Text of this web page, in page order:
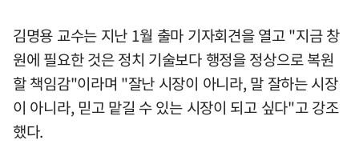
김명용 교수는 지난 1월 출마 기자회견을 열고 "지금 창
원에 필요한 것은 정치 기술보다 행정을 정상으로 복원
할 책임감"이라며 "잘난 시장이 아니라, 말 잘하는 시장
이 아니라, 믿고 맡길 수 있는 시장이 되고 싶다"고 강조
했다.